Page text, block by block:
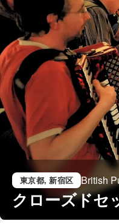
東京都, 新宿区 British
クローズドセ